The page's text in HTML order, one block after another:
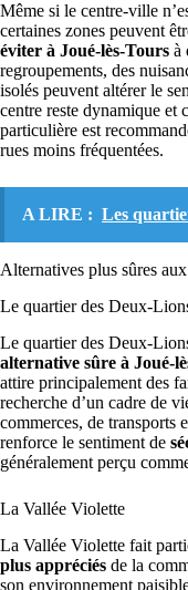
Même si le centre-ville
certaines zones peuvent
éviter à Joué-lès-Tours à
regroupements, des
isolés peuvent altérer le
centre reste dynamique et
particulière est
rues moins fréquentées.
A LIRE : Les
Alternatives plus sûres
Le quartier des Deux-
Le quartier des Deux-
alternative sûre à Joué-
attire principalement des
recherche d’un cadre de
commerces, de transports
renforce le sentiment de
généralement perçu
La Vallée Violette
La Vallée Violette fait
plus appréciés de la
son environnement